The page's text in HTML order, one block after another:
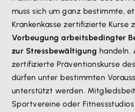
muss sich um ganz bestimmte,
Krankenkasse zertifizierte Kurse
Vorbeugung arbeitsbedingter
zur Stressbewältigung handeln.
zertifizierte Präventionskurse
dürfen unter bestimmten
unterstützt werden.
Sportvereine oder